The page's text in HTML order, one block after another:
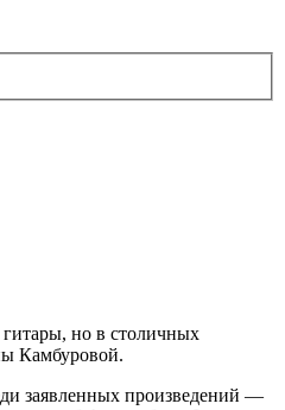
но в столичных
Камбуровой.
заявленных произведений —